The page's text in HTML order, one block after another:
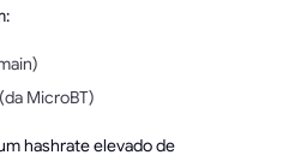
MicroBT)
hashrate elevado de